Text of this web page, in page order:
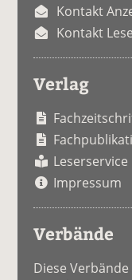
Kontakt
Kontakt
Verlag
Leserservice
Impressum
Verbände
Diese